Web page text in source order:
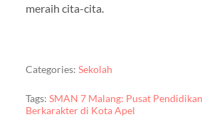
meraih cita-cita.
Categories: Sekolah
Tags: SMAN 7 Malang: Pusat
Berkarakter di Kota Apel